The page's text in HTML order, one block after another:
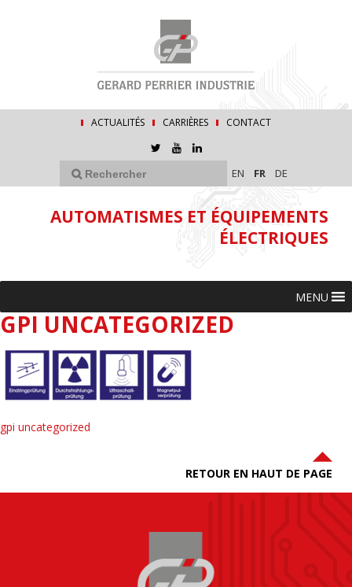
ACTUALITÉS CARRIÈRES CONTACT
EN FR DE
AUTOMATISMES ET ÉQUIPEMENTS
ÉLECTRIQUES
MENU
GPI UNCATEGORIZED
gpi uncategorized
RETOUR EN HAUT DE PAGE